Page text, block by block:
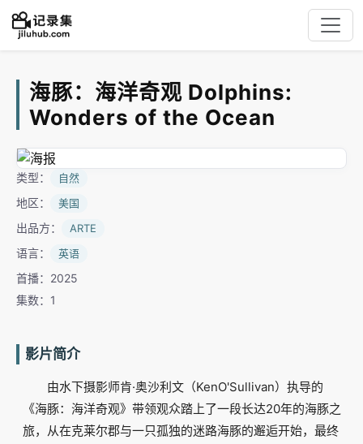
海豚：海洋奇观 Dolphins:
Wonders of the Ocean
类型： 自然
地区： 美国
出品方： ARTE
语言： 英语
首播：2025
集数：1
影片简介
由水下摄影师肯·奥沙利文（KenO'Sullivan）执导的
《海豚：海洋奇观》带领观众踏上了一段长达20年的海豚之
旅，从在克莱尔郡与一只孤独的迷路海豚的邂逅开始，最终